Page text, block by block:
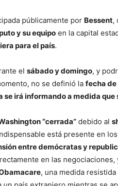
públicamente por Bessent,
y su equipo en la capital
para el país.
el sábado y domingo, y
no se definió la fecha
se irá informando a medida
“cerrada” debido al
está presente en
entre demócratas y
en las negociaciones,
, una medida